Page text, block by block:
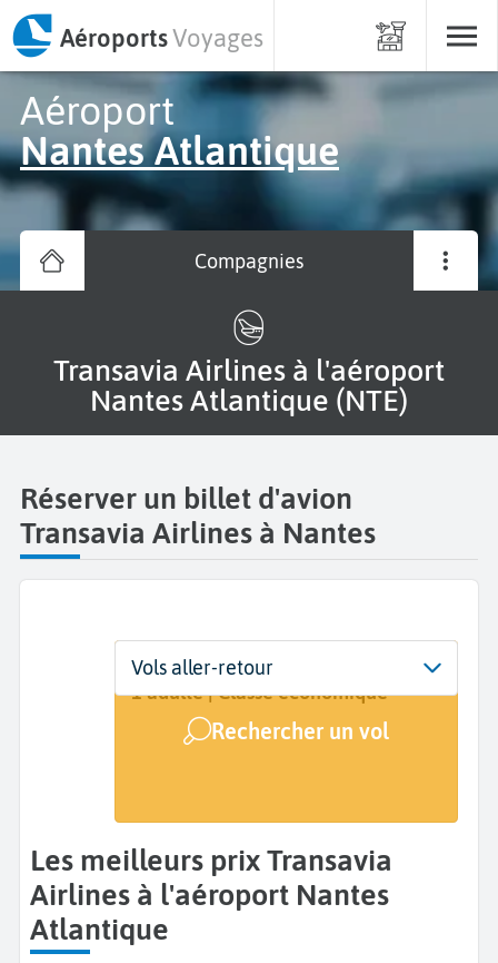
AéroportsVoyages
Aéroport
Nantes Atlantique
Compagnies
Transavia Airlines à l'aéroport
Nantes Atlantique (NTE)
Réserver un billet d'avion
Transavia Airlines à Nantes
Départ
Nantes Atlantique (NTE)
Dates
Dates de votre voyage
Voyageurs | Classe
1 adulte | Classe économique
Rechercher un vol
Vols aller-retour
Les meilleurs prix Transavia
Airlines à l'aéroport Nantes
Atlantique